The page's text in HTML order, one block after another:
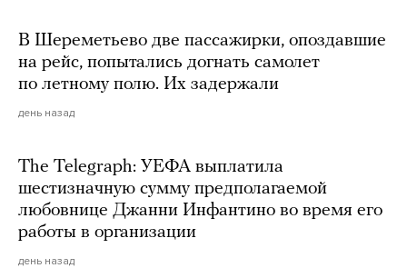
В Шереметьево две пассажирки, опоздавшие
на рейс, попытались догнать самолет
по летному полю. Их задержали
день назад
The Telegraph: УЕФА выплатила
шестизначную сумму предполагаемой
любовнице Джанни Инфантино во время его
работы в организации
день назад